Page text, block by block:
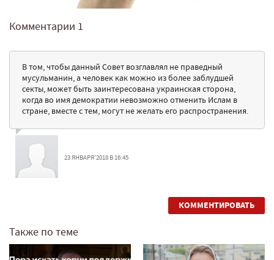
Комментарии 1
В том, чтобы данный Совет возглавлял не праведный
мусульманин, а человек как можно из более заблудшей
секты, может быть заинтересована украинская сторона,
когда во имя демократии невозможно отменить Ислам в
стране, вместе с тем, могут не желать его распространения.
23 ЯНВАРЯ'2018 В 16:45
КОММЕНТИРОВАТЬ
Также по теме